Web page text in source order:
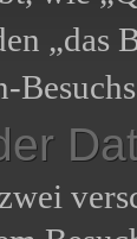
„das